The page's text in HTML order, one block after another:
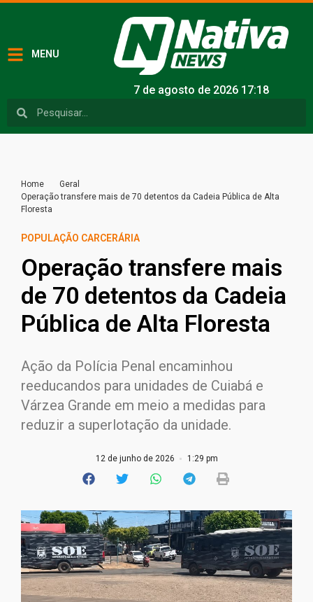
MENU
7 de agosto de 2026 17:18
Home
Geral
Operação transfere mais de 70 detentos da Cadeia Pública de Alta
Floresta
POPULAÇÃO CARCERÁRIA
Operação transfere mais
de 70 detentos da Cadeia
Pública de Alta Floresta
Ação da Polícia Penal encaminhou
reeducandos para unidades de Cuiabá e
Várzea Grande em meio a medidas para
reduzir a superlotação da unidade.
12 de junho de 2026 1:29 pm